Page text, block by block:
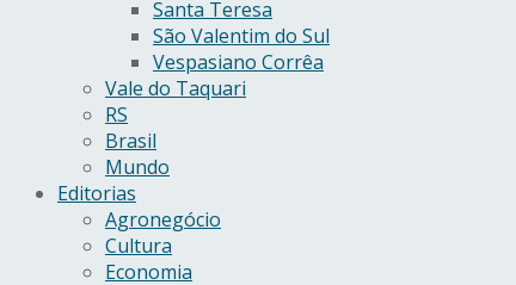
Santa Teresa
São Valentim do Sul
Vespasiano Corrêa
Vale do Taquari
RS
Brasil
Mundo
Editorias
Agronegócio
Cultura
Economia